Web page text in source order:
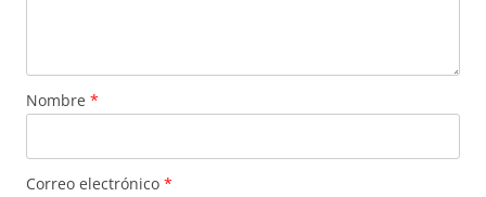
Nombre *
Correo electrónico *